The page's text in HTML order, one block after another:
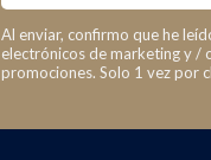
Al enviar, confirmo que he
electrónicos de marketing y /
promociones. Solo 1 vez por